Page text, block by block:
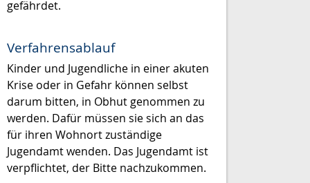
gefährdet.
Verfahrensablauf
Kinder und Jugendliche in einer akuten
Krise oder in Gefahr können selbst
darum bitten, in Obhut genommen zu
werden. Dafür müssen sie sich an das
für ihren Wohnort zuständige
Jugendamt wenden. Das Jugendamt ist
verpflichtet, der Bitte nachzukommen.